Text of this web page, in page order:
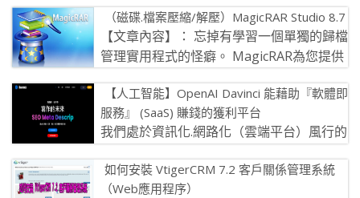
（磁碟.檔案壓縮/解壓）MagicRAR Studio 8.7
【文章內容】： 忘掉有學習一個單獨的歸檔
管理實用程式的怪癖。 MagicRAR為您提供
【人工智能】OpenAI Davinci 能藉助『軟體即
服務』 (SaaS) 賺錢的獲利平台
我們處於資訊化.網路化（雲端平台）風行的
那賺錢的獲利是非常可觀的 […]如何安裝 VtigerCRM 7.2 客戶關係管理系統
（Web應用程序）